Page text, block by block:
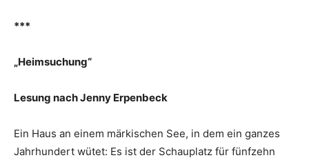
***
„Heimsuchung“
Lesung nach Jenny Erpenbeck
Ein Haus an einem märkischen See, in dem ein ganzes
Jahrhundert wütet: Es ist der Schauplatz für fünfzehn